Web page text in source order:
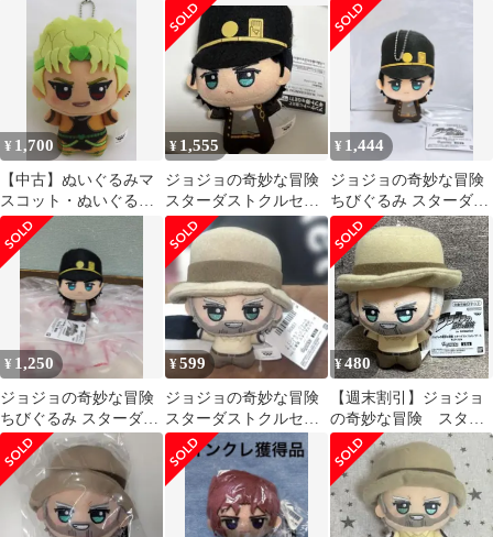
ダース ちびぐるみ 空条
承太郎
セイダース ちびぐる
み 花京院典明
¥ 1,700
【中古】ぬいぐるみマ
スコット・ぬいぐるみ
バッジ DIO ちびぐるみ
「ジョジョの奇妙な冒
険 第三部 スターダスト
クルセイダース」
¥ 1,555
ジョジョの奇妙な冒険
スターダストクルセイ
ダース ちびぐるみ 空条
承太郎
¥ 1,444
ジョジョの奇妙な冒険
ちびぐるみ スターダス
トクルセイダース 空条
承太郎
¥ 1,250
ジョジョの奇妙な冒険
ちびぐるみ スターダス
トクルセイダース 空条
承太郎
¥599
ジョジョの奇妙な冒険
スターダストクルセイ
ダース ちびぐるみ ジョ
セフ
¥480
【週末割引】ジョジョ
の奇妙な冒険 スター
ダストクルセイダース
ちびぐるみジョセフ